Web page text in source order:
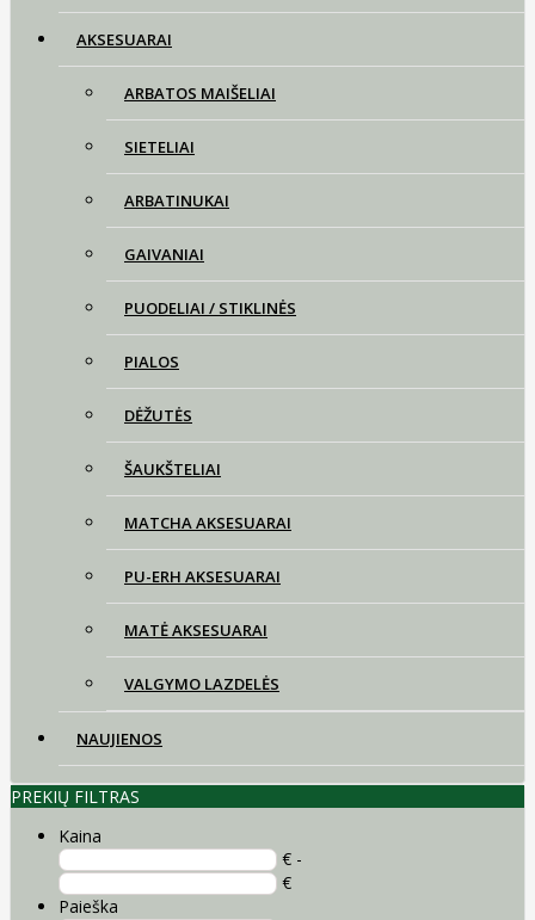
AKSESUARAI
ARBATOS MAIŠELIAI
SIETELIAI
ARBATINUKAI
GAIVANIAI
PUODELIAI / STIKLINĖS
PIALOS
DĖŽUTĖS
ŠAUKŠTELIAI
MATCHA AKSESUARAI
PU-ERH AKSESUARAI
MATĖ AKSESUARAI
VALGYMO LAZDELĖS
NAUJIENOS
PREKIŲ FILTRAS
Kaina
€ -
€
Paieška